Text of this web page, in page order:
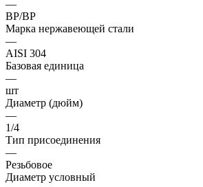
—
ВР/ВР
Марка нержавеющей стали
—
AISI 304
Базовая единица
—
шт
Диаметр (дюйм)
—
1/4
Тип присоединения
—
Резьбовое
Диаметр условный